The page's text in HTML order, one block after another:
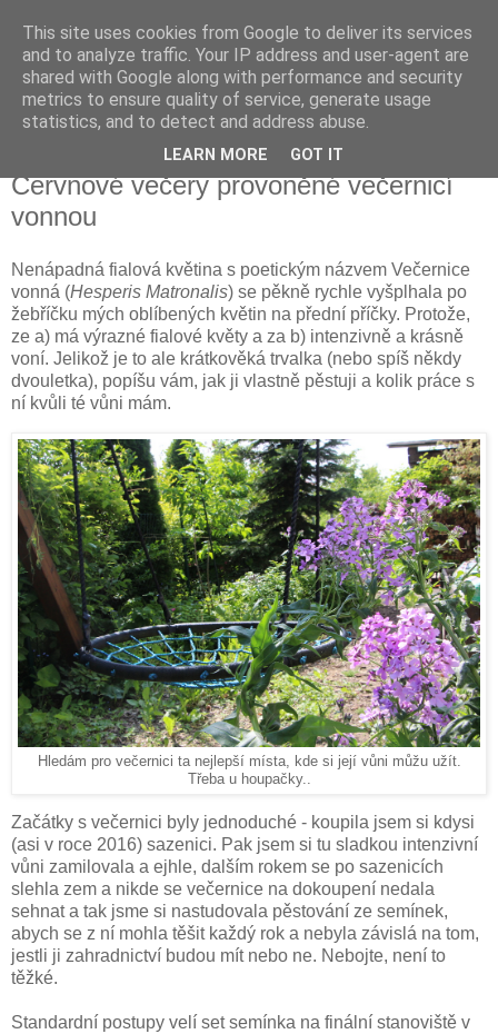
Vysněná zahrada
Blog o plánování a realizování vysněné zahrady.
sobota 26. srpna 2023
Červnové večery provoněné večernicí
vonnou
Nenápadná fialová květina s poetickým názvem Večernice
vonná (Hesperis Matronalis) se pěkně rychle vyšplhala po
žebříčku mých oblíbených květin na přední příčky. Protože,
ze a) má výrazné fialové květy a za b) intenzivně a krásně
voní. Jelikož je to ale krátkověká trvalka (nebo spíš někdy
dvouletka), popíšu vám, jak ji vlastně pěstuji a kolik práce s
ní kvůli té vůni mám.
Hledám pro večernici ta nejlepší místa, kde si její vůni můžu užít.
Třeba u houpačky..
Začátky s večernici byly jednoduché - koupila jsem si kdysi
(asi v roce 2016) sazenici. Pak jsem si tu sladkou intenzivní
vůni zamilovala a ejhle, dalším rokem se po sazenicích
slehla zem a nikde se večernice na dokoupení nedala
sehnat a tak jsme si nastudovala pěstování ze semínek,
abych se z ní mohla těšit každý rok a nebyla závislá na tom,
jestli ji zahradnictví budou mít nebo ne. Nebojte, není to
těžké.
Standardní postupy velí set semínka na finální stanoviště v
This site uses cookies from Google to deliver its services
and to analyze traffic. Your IP address and user-agent are
shared with Google along with performance and security
metrics to ensure quality of service, generate usage
statistics, and to detect and address abuse.
LEARN MORE GOT IT